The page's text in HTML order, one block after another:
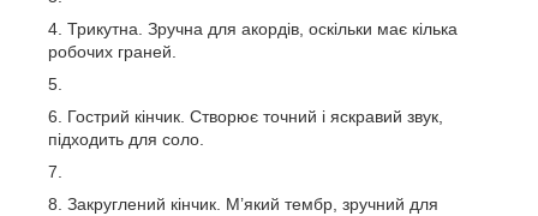
Трикутна. Зручна для акордів, оскільки має кілька
робочих граней.
Гострий кінчик. Створює точний і яскравий звук,
підходить для соло.
Закруглений кінчик. М’який тембр, зручний для